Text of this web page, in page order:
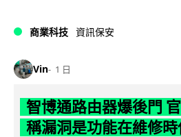
商業科技 資訊保安
Vin 1 日
智博通路由器爆後門
稱漏洞是功能在維修時